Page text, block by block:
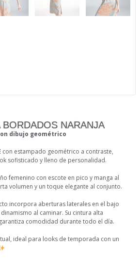
BORDADOS NARANJA
dibujo geométrico
con estampado geométrico a contraste,
sofisticado y lleno de personalidad.
femenino con escote en pico y manga al
volumen y un toque elegante al conjunto.
incorpora aberturas laterales en el bajo
al caminar. Su cintura alta
comodidad durante todo el día.
ideal para looks de temporada con un